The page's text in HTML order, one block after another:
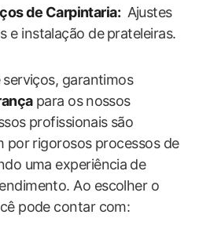
de Carpintaria: ⁤ Ajustes
e instalação de⁣ prateleiras.
garantimos
para‌ os ⁣nossos
profissionais⁢ são
⁣por rigorosos processos de
uma experiência ⁤de⁣
Ao‍ escolher o⁣
pode ‌contar com: